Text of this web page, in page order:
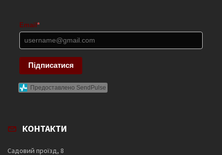
Email *
Підписатися
Предоставлено SendPulse
КОНТАКТИ
Садовий проїзд, 8